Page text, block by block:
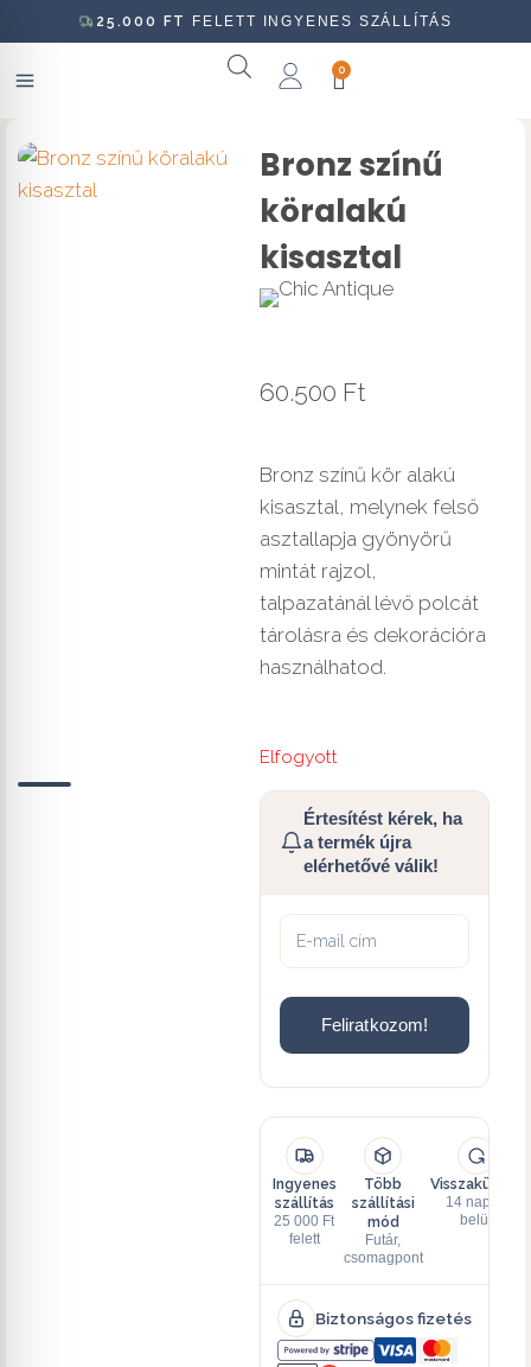
25.000 FT FELETT INGYENES SZÁLLÍTÁS
0
Bronz színű
köralakú
kisasztal
60.500 Ft
Bronz színű kör alakú
kisasztal, melynek felső
asztallapja gyönyörű
mintát rajzol,
talpazatánál lévő polcát
tárolásra és dekorációra
használhatod.
Elfogyott
Értesítést kérek, ha
a termék újra
elérhetővé válik!
Feliratkozom!
Ingyenes
szállítás
25 000 Ft
felett
Több
szállítási
mód
Futár,
csomagpont
Visszaküldés
14 napon
belül
Biztonságos fizetés